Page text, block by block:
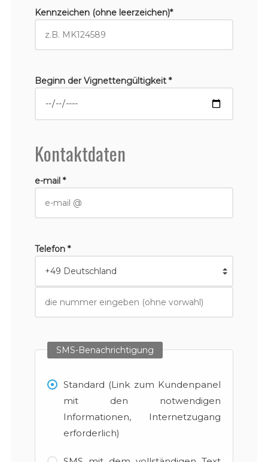
Kennzeichen (ohne leerzeichen)*
Beginn der Vignettengültigkeit *
Kontaktdaten
e-mail *
Telefon *
SMS-Benachrichtigung
Standard (Link zum Kundenpanel
mit den notwendigen
Informationen, Internetzugang
erforderlich)